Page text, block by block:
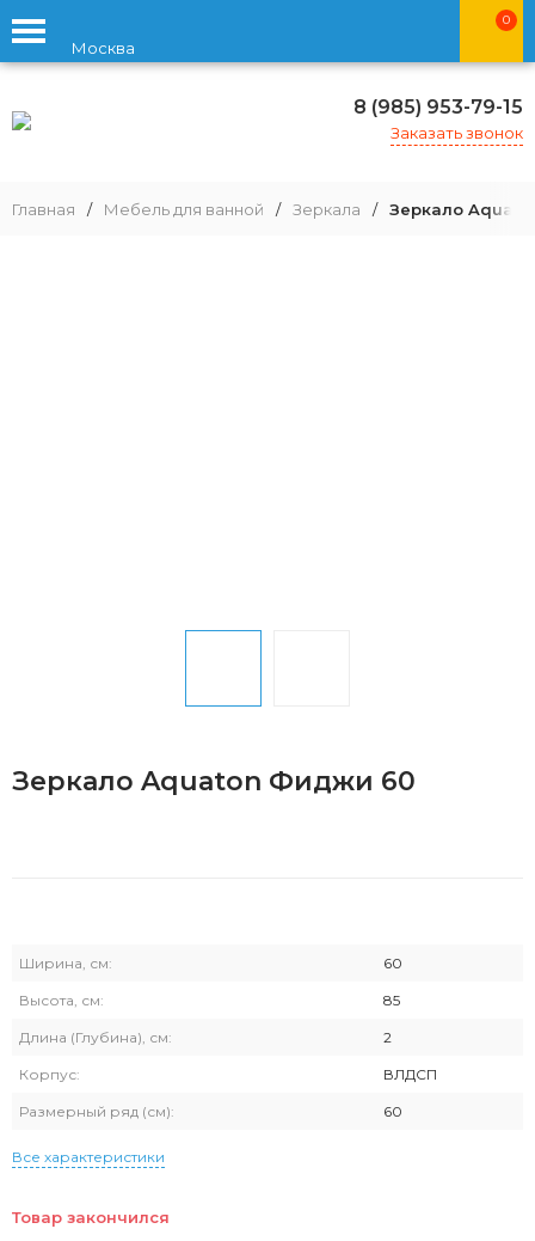
Москва
0
8 (985) 953-79-15
Заказать звонок
Главная / Мебель для ванной / Зеркала / Зеркало
Зеркало Aquaton Фиджи 60
Ширина, см: 60
Высота, см: 85
Длина (Глубина), см: 2
Корпус: ВЛДСП
Размерный ряд (см): 60
Все характеристики
Товар закончился